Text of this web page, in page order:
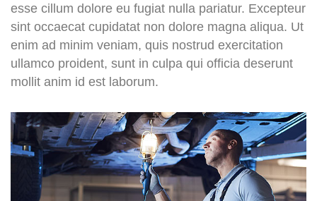
esse cillum dolore eu fugiat nulla pariatur. Excepteur
sint occaecat cupidatat non dolore magna aliqua. Ut
enim ad minim veniam, quis nostrud exercitation
ullamco proident, sunt in culpa qui officia deserunt
mollit anim id est laborum.